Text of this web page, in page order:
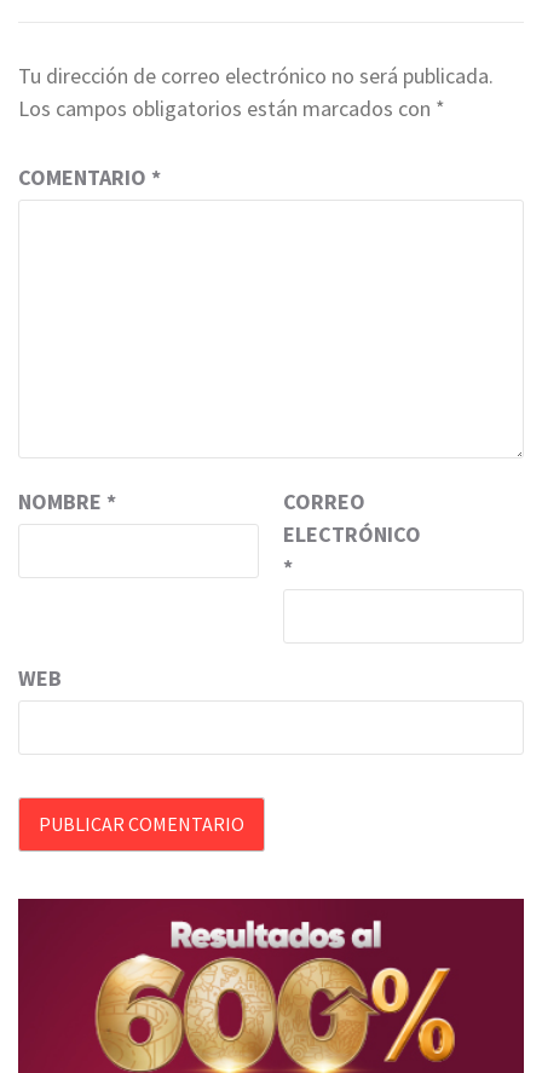
Tu dirección de correo electrónico no será publicada.
Los campos obligatorios están marcados con *
COMENTARIO *
NOMBRE *
CORREO
ELECTRÓNICO
*
WEB